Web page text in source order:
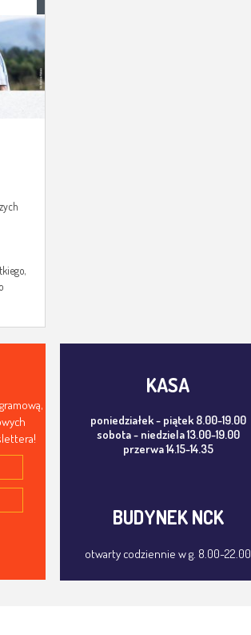
KASA
poniedziałek - piątek 8.00-19.00
sobota - niedziela 13.00-19.00
przerwa 14.15-14.35
BUDYNEK NCK
otwarty codziennie w g. 8.00-22.00